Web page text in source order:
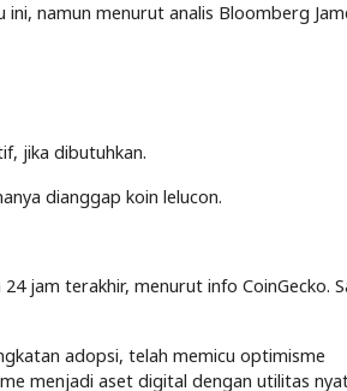
ini, namun menurut analis Bloomberg
jika dibutuhkan.
dianggap koin lelucon.
jam terakhir, menurut info CoinGecko.
adopsi, telah memicu optimisme
menjadi aset digital dengan utilitas